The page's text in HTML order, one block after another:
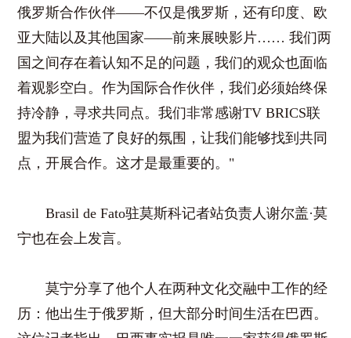
俄罗斯合作伙伴——不仅是俄罗斯，还有印度、欧
亚大陆以及其他国家——前来展映影片…… 我们两
国之间存在着认知不足的问题，我们的观众也面临
着观影空白。作为国际合作伙伴，我们必须始终保
持冷静，寻求共同点。我们非常感谢TV BRICS联
盟为我们营造了良好的氛围，让我们能够找到共同
点，开展合作。这才是最重要的。"
Brasil de Fato驻莫斯科记者站负责人谢尔盖·莫
宁也在会上发言。
莫宁分享了他个人在两种文化交融中工作的经
历：他出生于俄罗斯，但大部分时间生活在巴西。